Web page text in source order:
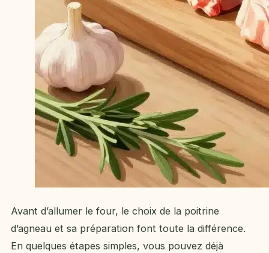
Avant d’allumer le four, le choix de la poitrine
d’agneau et sa préparation font toute la différence.
En quelques étapes simples, vous pouvez déjà